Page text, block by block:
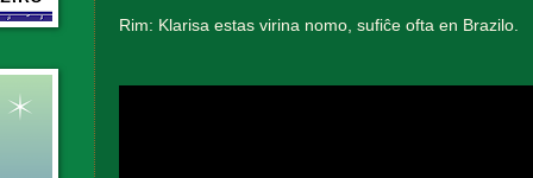
Rim: Klarisa estas virina nomo, sufiĉe ofta en Brazilo.